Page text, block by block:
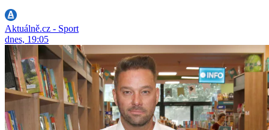
Aktuálně.cz - Sport
dnes, 19:05